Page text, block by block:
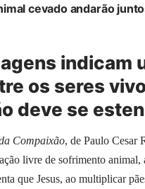
cevado andarão
indicam
os seres
deve se
Compaixão, de Paulo Cesar
livre de sofrimento
que Jesus, ao multiplicar